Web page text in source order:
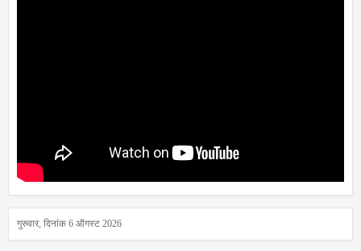
गुरुवार, दिनांक 6 ऑगस्ट 2026